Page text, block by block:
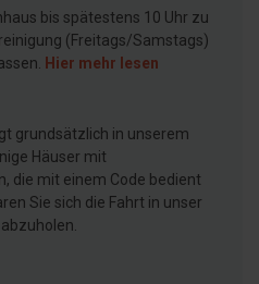
bis spätestens 10 Uhr zu
(Freitags/Samstags)
Hier mehr lesen
grundsätzlich in unserem
Häuser mit
die mit einem Code bedient
Sie sich die Fahrt in unser